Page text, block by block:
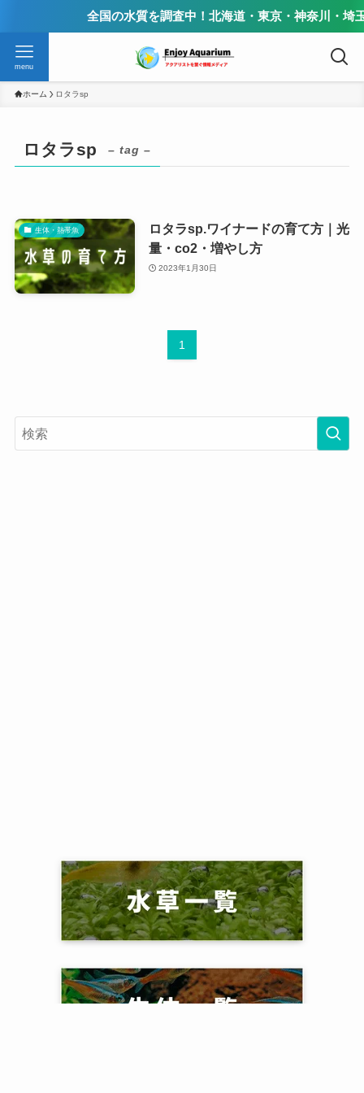
全国の水質を調査中！北海道・東京・神奈川・埼
menu
ホーム ロタラsp
ロタラsp – tag –
生体・熱帯魚
ロタラsp.ワイナードの育て方｜光
量・co2・増やし方
2023年1月30日
1